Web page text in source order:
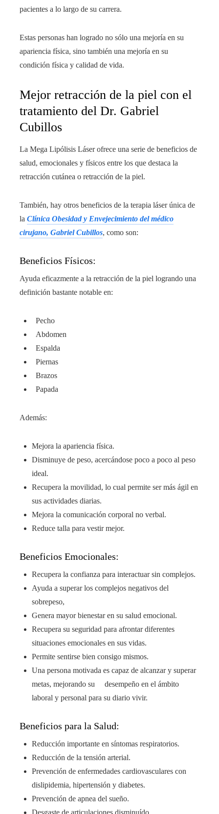
pacientes a lo largo de su carrera.
Estas personas han logrado no sólo una mejoría en su
apariencia física, sino también una mejoría en su
condición física y calidad de vida.
Mejor retracción de la piel con el
tratamiento del Dr. Gabriel
Cubillos
La Mega Lipólisis Láser ofrece una serie de beneficios de
salud, emocionales y físicos entre los que destaca la
retracción cutánea o retracción de la piel.
También, hay otros beneficios de la terapia láser única de
la Clínica Obesidad y Envejecimiento del médico
cirujano, Gabriel Cubillos, como son:
Beneficios Físicos:
Ayuda eficazmente a la retracción de la piel logrando una
definición bastante notable en:
Pecho
Abdomen
Espalda
Piernas
Brazos
Papada
Además:
Mejora la apariencia física.
Disminuye de peso, acercándose poco a poco al peso
ideal.
Recupera la movilidad, lo cual permite ser más ágil en
sus actividades diarias.
Mejora la comunicación corporal no verbal.
Reduce talla para vestir mejor.
Beneficios Emocionales:
Recupera la confianza para interactuar sin complejos.
Ayuda a superar los complejos negativos del
sobrepeso,
Genera mayor bienestar en su salud emocional.
Recupera su seguridad para afrontar diferentes
situaciones emocionales en sus vidas.
Permite sentirse bien consigo mismos.
Una persona motivada es capaz de alcanzar y superar
metas, mejorando su desempeño en el ámbito
laboral y personal para su diario vivir.
Beneficios para la Salud:
Reducción importante en síntomas respiratorios.
Reducción de la tensión arterial.
Prevención de enfermedades cardiovasculares con
dislipidemia, hipertensión y diabetes.
Prevención de apnea del sueño.
Desgaste de articulaciones disminuído.